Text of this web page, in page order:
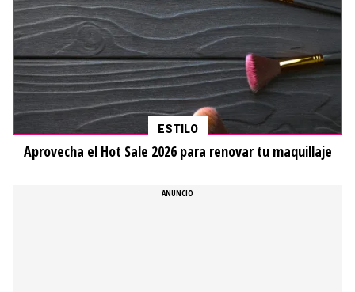
ESTILO
Aprovecha el Hot Sale 2026 para renovar tu maquillaje